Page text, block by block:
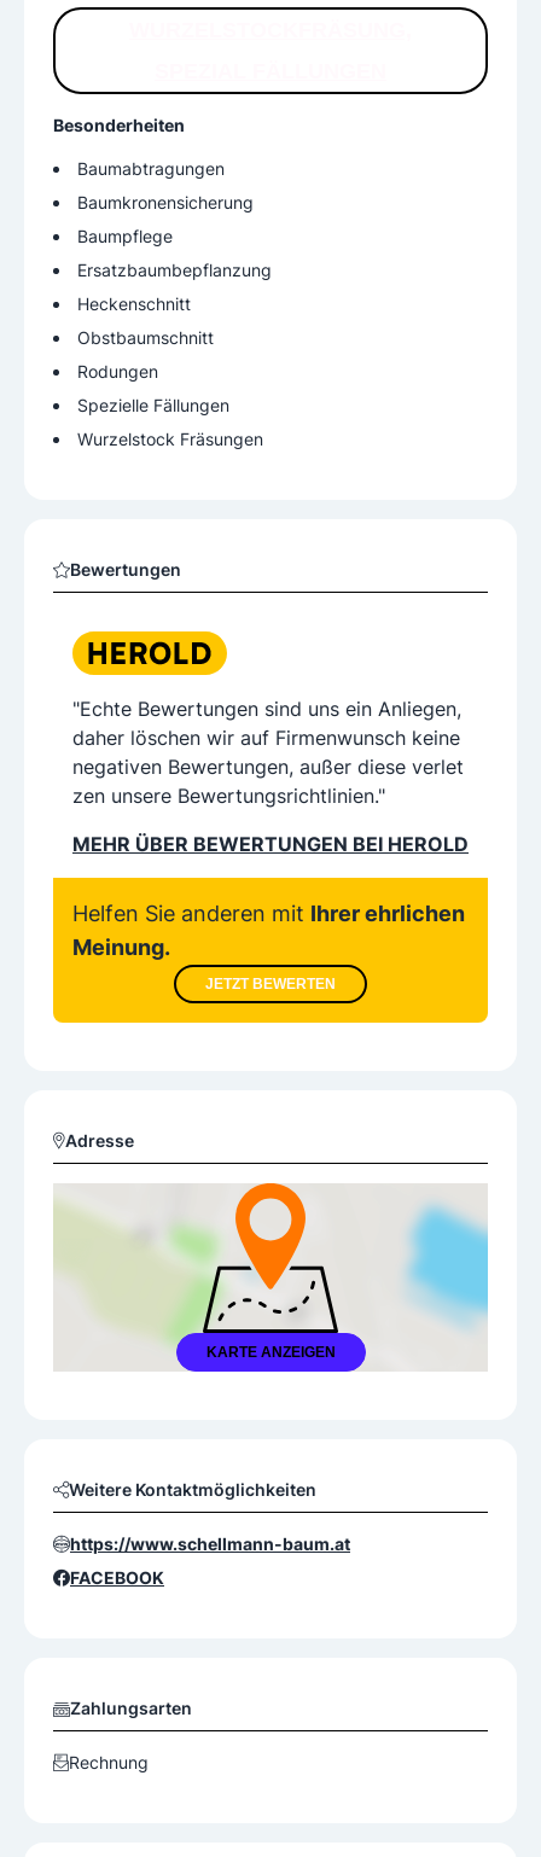
Besonderheiten
Baumabtragungen
Baumkronensicherung
Baumpflege
Ersatzbaumbepflanzung
Heckenschnitt
Obstbaumschnitt
Rodungen
Spezielle Fällungen
Wurzelstock Fräsungen
Bewertungen
"Echte Bewertungen sind uns ein Anliegen,
daher löschen wir auf Firmenwunsch keine
negativen Bewertungen, außer diese verlet
zen unsere Bewertungsrichtlinien."
MEHR ÜBER BEWERTUNGEN BEI HEROLD
Helfen Sie anderen mit Ihrer ehrlichen
Meinung.
JETZT BEWERTEN
Adresse
KARTE ANZEIGEN
Weitere Kontaktmöglichkeiten
https://www.schellmann-baum.at
FACEBOOK
Zahlungsarten
Rechnung